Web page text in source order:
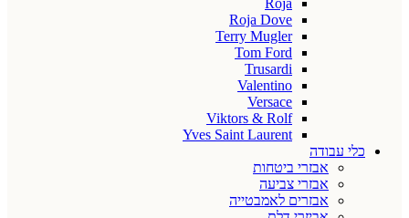
Roja
Roja Dove
Terry Mugler
Tom Ford
Trusardi
Valentino
Versace
Viktors & Rolf
Yves Saint Laurent
כלי עבודה
אבזרי ביטחות
אבזרי צביעה
אבזרים לאמבטייה